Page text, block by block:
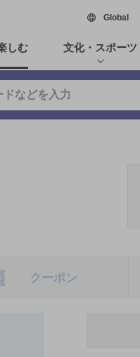
Global新
しむ 文化・スポーツ
クーポン